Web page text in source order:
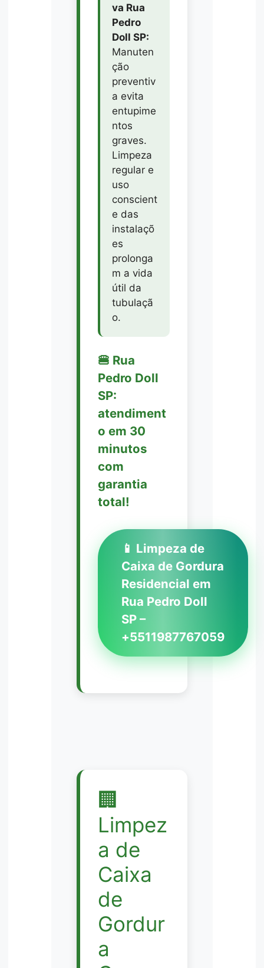
va Rua
Pedro
Doll SP:
Manuten
ção
preventiv
a evita
entupime
ntos
graves.
Limpeza
regular e
uso
conscient
e das
instalaçõ
es
prolonga
m a vida
útil da
tubulaçã
o.
🍔 Rua
Pedro Doll
SP:
atendiment
o em 30
minutos
com
garantia
total!
📱 Limpeza de
Caixa de Gordura
Residencial em
Rua Pedro Doll
SP –
+5511987767059
🏢
Limpez
a de
Caixa
de
Gordur
a